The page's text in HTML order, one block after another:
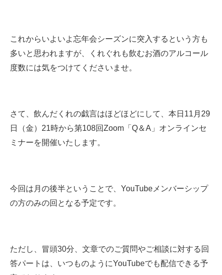
これからいよいよ忘年会シーズンに突入するという方も
多いと思われますが、くれぐれも飲むお酒のアルコール
度数には気をつけてくださいませ。
さて、飲んだくれの戯言はほどほどにして、本日11月29
日（金）21時から第108回Zoom「Q＆A」オンラインセ
ミナーを開催いたします。
今回は月の後半ということで、YouTubeメンバーシップ
の方のみの回となる予定です。
ただし、冒頭30分、文章でのご質問やご相談に対する回
答パートは、いつものようにYouTubeでも配信できる予